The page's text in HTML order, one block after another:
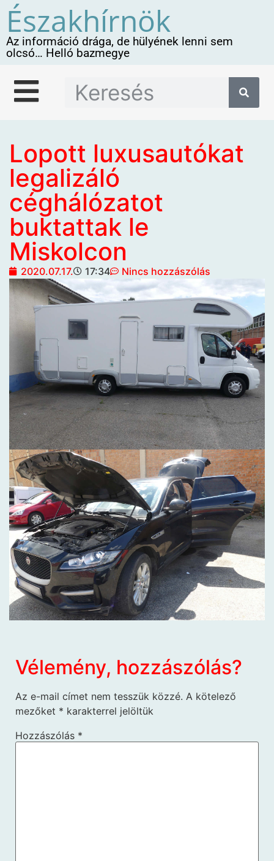
Északhírnök
Az információ drága, de hülyének lenni sem
olcsó… Helló bazmegye
Lopott luxusautókat
legalizáló
céghálózatot
buktattak le
Miskolcon
2020.07.17. 17:34 Nincs hozzászólás
Vélemény, hozzászólás?
Az e-mail címet nem tesszük közzé. A kötelező
mezőket * karakterrel jelöltük
Hozzászólás *